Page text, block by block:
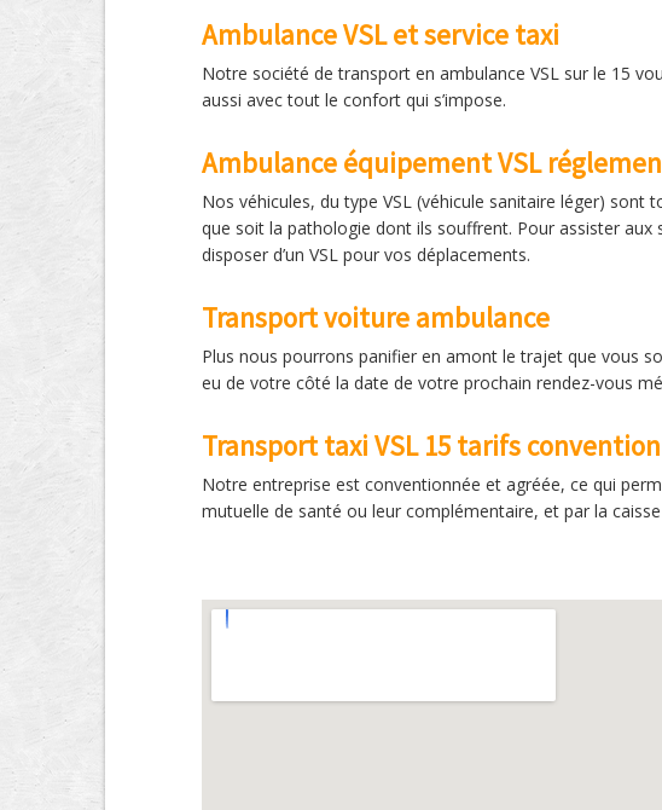
Ambulance VSL et service taxi
Notre société de transport en ambulance VSL sur le 15
aussi avec tout le confort qui s’impose.
Ambulance équipement VSL
Nos véhicules, du type VSL (véhicule sanitaire léger)
que soit la pathologie dont ils souffrent. Pour assister
disposer d’un VSL pour vos déplacements.
Transport voiture ambulance
Plus nous pourrons panifier en amont le trajet que vous
eu de votre côté la date de votre prochain rendez-vous
Transport taxi VSL 15 tarifs
Notre entreprise est conventionnée et agréée, ce qui
mutuelle de santé ou leur complémentaire, et par la caisse